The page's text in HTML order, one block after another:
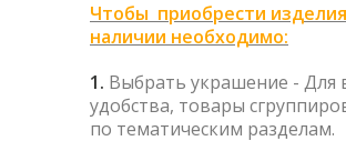
Чтобы приобрести
наличии необходимо:
1. Выбрать украшение - Для
удобства, товары
по тематическим разделам.